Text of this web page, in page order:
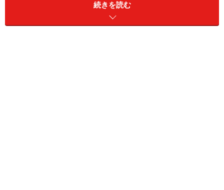
る部分」のみをカウントすることとしているため、銀行
口座などに保有している金額のすべてではないことを、
続きを読む